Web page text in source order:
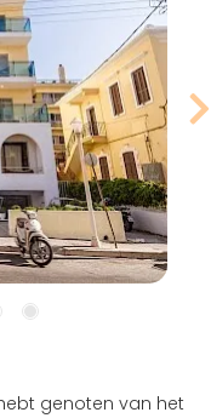
genoten van het